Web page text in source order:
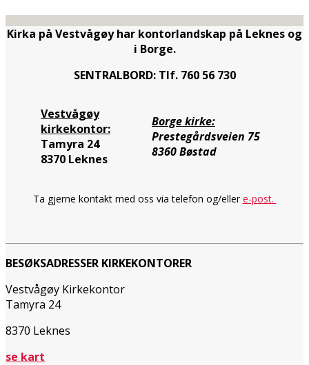
Kirka på Vestvågøy har kontorlandskap på Leknes og
i Borge.
SENTRALBORD: Tlf. 760 56 730
Vestvågøy
kirkekontor:
Tamyra 24
8370 Leknes
Borge kirke:
Prestegårdsveien 75
8360 Bøstad
Ta gjerne kontakt med oss via telefon og/ellere-post.
BESØKSADRESSER KIRKEKONTORER
Vestvågøy Kirkekontor
Tamyra 24
8370 Leknes
se kart